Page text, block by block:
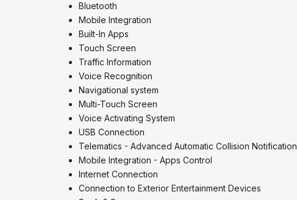
Bluetooth
Mobile Integration
Built-In Apps
Touch Screen
Traffic Information
Voice Recognition
Navigational system
Multi-Touch Screen
Voice Activating System
USB Connection
Telematics - Advanced Automatic Collision Notification
Mobile Integration - Apps Control
Internet Connection
Connection to Exterior Entertainment Devices